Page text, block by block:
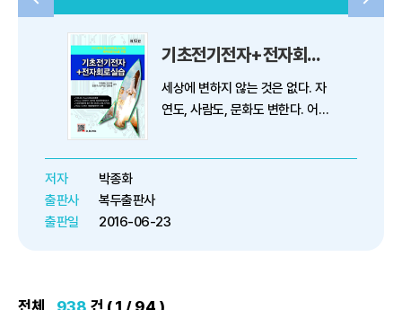
기초전기전자+전자회로실습 - 전기/전자/통신/자동화시스템＆메카트로닉스를 위한
세상에 변하지 않는 것은 없다. 자
연도, 사람도, 문화도 변한다. 어떤
도 하고 진화를 거듭한다....
저자
박종화
출판사
복두출판사
출판일
2016-06-23